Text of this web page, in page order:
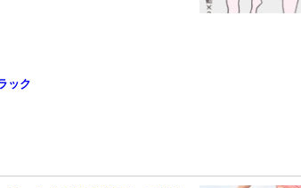
ック